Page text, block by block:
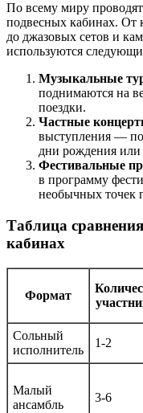
По всему миру
подвесных кабинах. От
до джазовых сетов и
используются
Музыкальные
поднимаются на
поездки.
Частные
выступления —
дни рождения или
Фестивальные
в программу
необычных точек
Таблица
кабинах
Формат
Сольный
исполнитель
1-2
Малый
ансамбль
3-6